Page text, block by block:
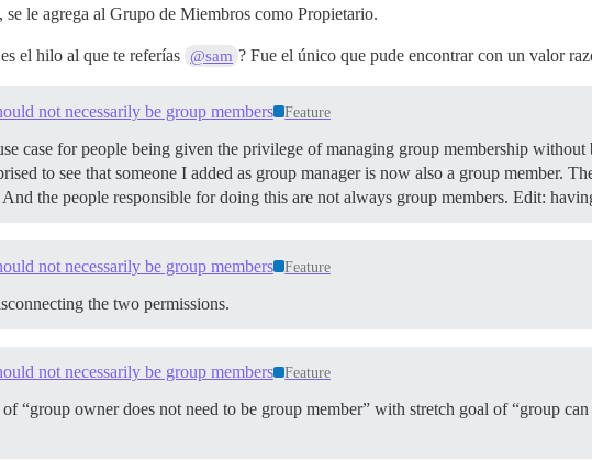
le agrega al Grupo de Miembros como Propietario.
el hilo al que te referías @sam ? Fue el único que pude encontrar con un valor
not necessarily be group members Feature
case for people being given the privilege of managing group membership
to see that someone I added as group manager is now also a group member.
And the people responsible for doing this are not always group members. Edit:
not necessarily be group members Feature
the two permissions.
not necessarily be group members Feature
“group owner does not need to be group member” with stretch goal of “group